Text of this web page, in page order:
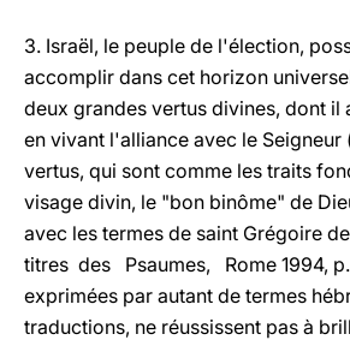
3. Israël, le peuple de l'élection,
accomplir dans cet horizon
deux grandes vertus divines, dont il
en vivant l'alliance avec le Seigneur
vertus, qui sont comme les traits
visage divin, le "bon binôme" de
avec les termes de saint Grégoire
titres des Psaumes, Rome 1994,
exprimées par autant de termes
traductions, ne réussissent pas à